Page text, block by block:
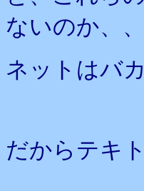
ないのか、、
ネットはバ
だからテキ